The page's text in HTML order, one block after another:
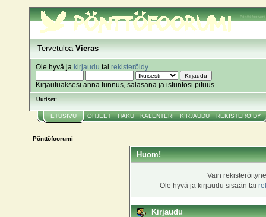
Pönttöfoorumi
TervetuloaVieras
Ole hyvä ja kirjaudu tai rekisteröidy.
Kirjautuaksesi anna tunnus, salasana ja istuntosi pituus
Uutiset:
ETUSIVU OHJEET HAKU KALENTERI KIRJAUDU REKISTERÖIDY
Pönttöfoorumi
Huom!
Vain
Ole hyvä ja kirjaudu sisään tai
Kirjaudu